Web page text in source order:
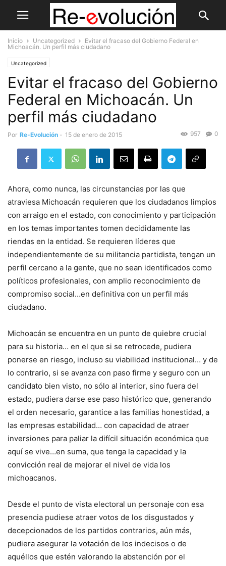
Inicio Uncategorized
Evitar el fracaso del Gobierno Federal en
Michoacán. Un perfil más ciudadano
Uncategorized
Evitar el fracaso del Gobierno
Federal en Michoacán. Un
perfil más ciudadano
Por Re-Evolución - 15 de enero de 2015 0
957
Ahora, como nunca, las circunstancias por las que
atraviesa Michoacán requieren que los ciudadanos limpios
con arraigo en el estado, con conocimiento y participación
en los temas importantes tomen decididamente las
riendas en la entidad. Se requieren líderes que
independientemente de su militancia partidista, tengan un
perfil cercano a la gente, que no sean identificados como
políticos profesionales, con amplio reconocimiento de
compromiso social…en definitiva con un perfil más
ciudadano.
Michoacán se encuentra en un punto de quiebre crucial
para su historia… en el que si se retrocede, pudiera
ponerse en riesgo, incluso su viabilidad institucional… y de
lo contrario, si se avanza con paso firme y seguro con un
candidato bien visto, no sólo al interior, sino fuera del
estado, pudiera darse ese paso histórico que, generando
el orden necesario, garantice a las familias honestidad, a
las empresas estabilidad… con capacidad de atraer
inversiones para paliar la difícil situación económica que
aquí se vive…en suma, que tenga la capacidad y la
convicción real de mejorar el nivel de vida los
michoacanos.
Desde el punto de vista electoral un personaje con esa
presencia pudiese atraer votos de los disgustados y
decepcionados de los partidos contrarios, aún más,
pudiera asegurar la votación de los indecisos o de
aquéllos que estén valorando la abstención por el